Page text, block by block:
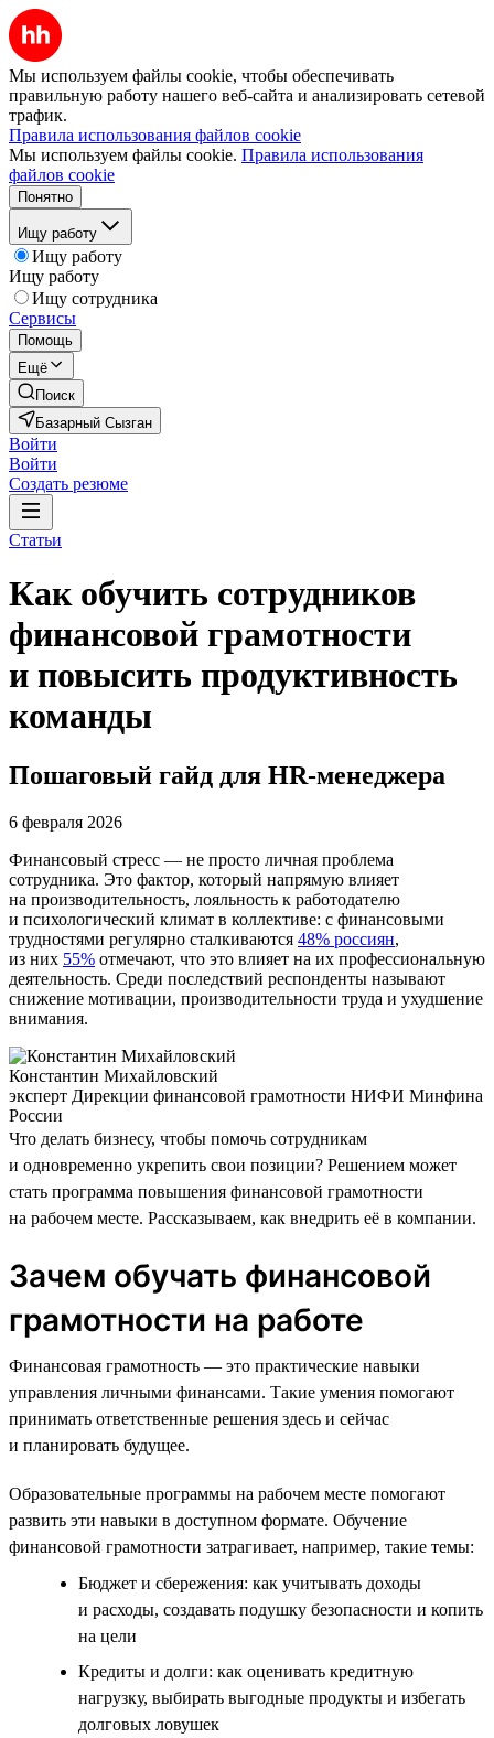
Мы используем файлы cookie, чтобы обеспечивать
правильную работу нашего веб-сайта и анализировать сетевой
трафик.
Правила использования файлов cookie
Мы используем файлы cookie. Правила использования
файлов cookie
Понятно
Ищу работу
Ищу работу
Ищу работу
Ищу сотрудника
Сервисы
Помощь
Ещё
Поиск
Базарный Сызган
Войти
Войти
Создать резюме
Статьи
Как обучить сотрудников
финансовой грамотности
и повысить продуктивность
команды
Пошаговый гайд для HR-менеджера
6 февраля 2026
Финансовый стресс — не просто личная проблема
сотрудника. Это фактор, который напрямую влияет
на производительность, лояльность к работодателю
и психологический климат в коллективе: с финансовыми
трудностями регулярно сталкиваются 48% россиян,
из них 55% отмечают, что это влияет на их профессиональную
деятельность. Среди последствий респонденты называют
снижение мотивации, производительности труда и ухудшение
внимания.
Константин Михайловский
эксперт Дирекции финансовой грамотности НИФИ Минфина
России
Что делать бизнесу, чтобы помочь сотрудникам
и одновременно укрепить свои позиции? Решением может
стать программа повышения финансовой грамотности
на рабочем месте. Рассказываем, как внедрить её в компании.
Зачем обучать финансовой
грамотности на работе
Финансовая грамотность — это практические навыки
управления личными финансами. Такие умения помогают
принимать ответственные решения здесь и сейчас
и планировать будущее.
Образовательные программы на рабочем месте помогают
развить эти навыки в доступном формате. Обучение
финансовой грамотности затрагивает, например, такие темы:
Бюджет и сбережения: как учитывать доходы
и расходы, создавать подушку безопасности и копить
на цели
Кредиты и долги: как оценивать кредитную
нагрузку, выбирать выгодные продукты и избегать
долговых ловушек